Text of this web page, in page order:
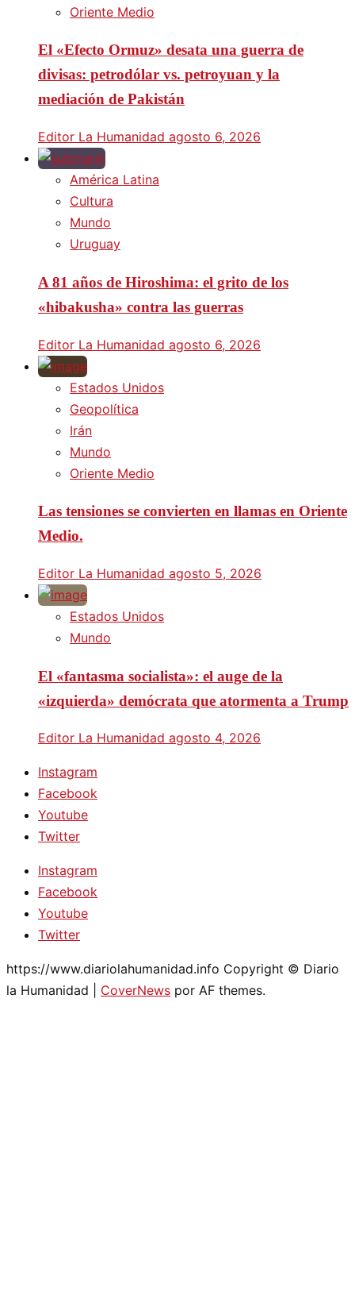
Oriente Medio
El «Efecto Ormuz» desata una guerra de
divisas: petrodólar vs. petroyuan y la
mediación de Pakistán
Editor La Humanidad agosto 6, 2026
América Latina
Cultura
Mundo
Uruguay
A 81 años de Hiroshima: el grito de los
«hibakusha» contra las guerras
Editor La Humanidad agosto 6, 2026
Estados Unidos
Geopolítica
Irán
Mundo
Oriente Medio
Las tensiones se convierten en llamas en Oriente
Medio.
Editor La Humanidad agosto 5, 2026
Estados Unidos
Mundo
El «fantasma socialista»: el auge de la
«izquierda» demócrata que atormenta a Trump
Editor La Humanidad agosto 4, 2026
Instagram
Facebook
Youtube
Twitter
Instagram
Facebook
Youtube
Twitter
https://www.diariolahumanidad.info Copyright © Diario
la Humanidad
CoverNews por AF themes.